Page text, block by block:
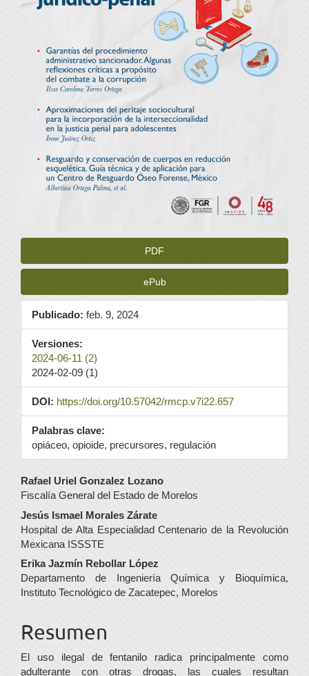
PDF
ePub
Publicado: feb. 9, 2024
Versiones:
2024-06-11 (2)
2024-02-09 (1)
DOI: https://doi.org/10.57042/rmcp.v7i22.657
Palabras clave:
opiáceo, opioide, precursores, regulación
Contenido
principal
del
artículo
Rafael Uriel Gonzalez Lozano
Fiscalía General del Estado de Morelos
Jesús Ismael Morales Zárate
Hospital de Alta Especialidad Centenario de la Revolución
Mexicana ISSSTE
Erika Jazmín Rebollar López
Departamento de Ingeniería Química y Bioquímica,
Instituto Tecnológico de Zacatepec, Morelos
Resumen
El uso ilegal de fentanilo radica principalmente como
adulterante con otras drogas, las cuales resultan